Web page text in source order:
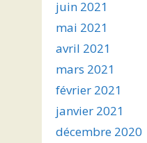
juin 2021
mai 2021
avril 2021
mars 2021
février 2021
janvier 2021
décembre 2020